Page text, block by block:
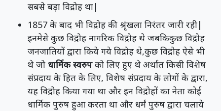
सबसे बड़ा विद्रोह था|
1857 के बाद भी विद्रोह की श्रृंखला निरंतर जारी रही|
इनमेसे कुछ विद्रोह नागरिक विद्रोह थे जबकिकुछ विद्रोह
जनजातियों द्वारा किये गये विद्रोह थे,कुछ विद्रोह ऐसे भी
थे जो धार्मिक स्वरुपको लिए हुए थे अर्थात किसी विशेष
संप्रदाय के हित के लिए, विशेष संप्रदाय के लोगों के द्वारा,
यह विद्रोह किया गया था और इन विद्रोहों का नेता कोई
धार्मिक पुरुष हुआ करता था और धर्मं पुरुष द्वारा चलाये